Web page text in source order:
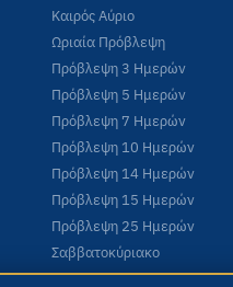
Καιρός Αύριο
Ωριαία Πρόβλεψη
Πρόβλεψη 3 Ημερών
Πρόβλεψη 5 Ημερών
Πρόβλεψη 7 Ημερών
Πρόβλεψη 10 Ημερών
Πρόβλεψη 14 Ημερών
Πρόβλεψη 15 Ημερών
Πρόβλεψη 25 Ημερών
Σαββατοκύριακο